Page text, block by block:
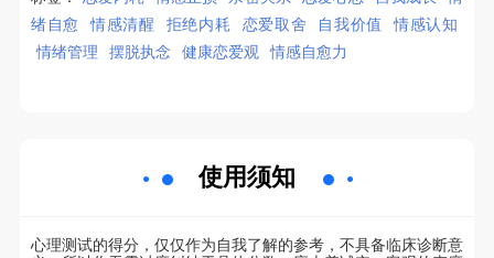
绪自愈
情感清醒 拒绝内耗 恋爱取舍 自我价值
情感认知
情绪管理
摆脱执念 健康恋爱观 情感自愈力
使用须知
心理测试的得分，仅仅作为自我了解的参考，不具备临床诊断意